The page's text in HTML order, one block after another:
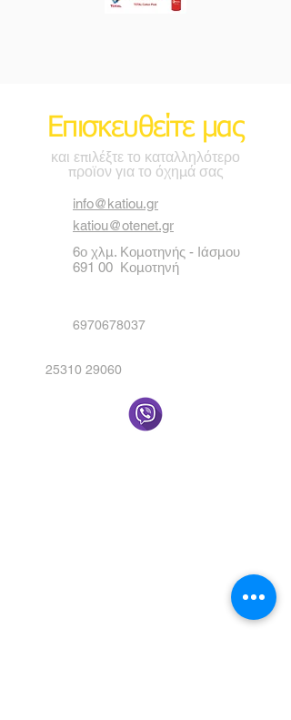
Επισκευθείτε μας
και επιλέξτε το καταλληλότερο
προϊον για το όχημά σας
info@katiou.gr
katiou@otenet.gr
6ο χλμ. Κομοτηνής - Ιάσμου
691 00 Κομοτηνή
6970678037
25310 29060